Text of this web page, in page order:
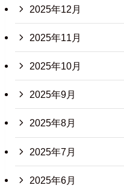
2025年12月
2025年11月
2025年10月
2025年9月
2025年8月
2025年7月
2025年6月